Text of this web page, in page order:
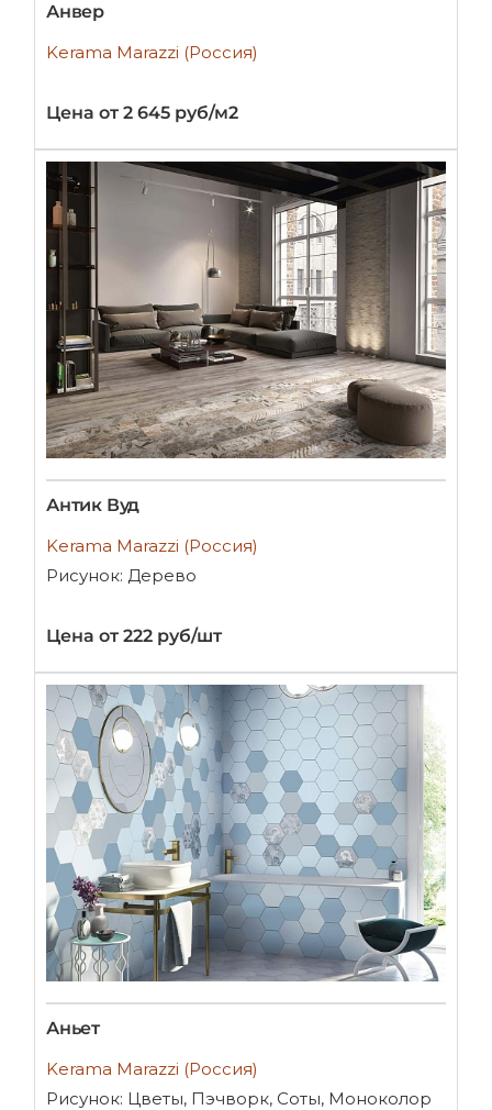
Анвер
Kerama Marazzi (Россия)
Цена от 2 645 руб/м2
Антик Вуд
Kerama Marazzi (Россия)
Рисунок: Дерево
Цена от 222 руб/шт
Аньет
Kerama Marazzi (Россия)
Рисунок: Цветы, Пэчворк, Соты, Моноколор